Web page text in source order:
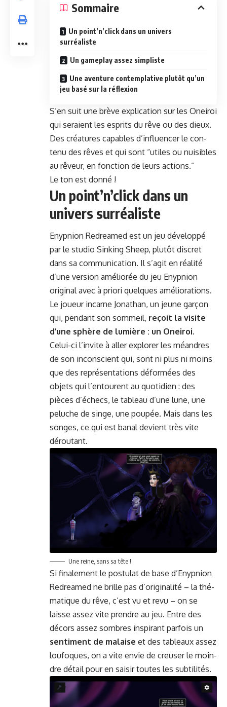
Som­maire
Un point’n’click dans un univers
surréaliste
Un game­play assez simpliste
Une aven­ture con­tem­pla­tive plutôt qu’un
jeu basé sur la réflexion
S’en suit une brève expli­ca­tion sur les Oneiroi
qui seraient les esprits du rêve ou des dieux.
Des créa­tures capa­bles d’in­flu­encer le con­
tenu des rêves et qui sont “utiles ou nuis­i­bles
au rêveur, en fonc­tion de leurs actions.”
Le ton est donné !
Un point’n’click dans un
univers surréaliste
Enypnion Redreamed est un jeu dévelop­pé
par le stu­dio Sink­ing Sheep, plutôt dis­cret
dans sa com­mu­ni­ca­tion. Il s’ag­it en réal­ité
d’une ver­sion améliorée du jeu Enypnion
orig­i­nal avec à pri­ori quelques améliorations.
Le joueur incar­ne Jonathan, un jeune garçon
qui, pen­dant son som­meil, reçoit la vis­ite
d’une sphère de lumière : un Oneiroi.
Celui-ci l’in­vite à aller explor­er les méan­dres
de son incon­scient qui, sont ni plus ni moins
que des représen­ta­tions défor­mées des
objets qui l’en­tourent au quo­ti­di­en : des
pièces d’échecs, le tableau d’une lune, une
peluche de singe, une poupée. Mais dans les
songes, ce qui est banal devient très vite
déroutant.
Une reine, sans sa tête !
Si finale­ment le pos­tu­lat de base d’Enypnion
Redreamed ne brille pas d’o­rig­i­nal­ité – la thé­
ma­tique du rêve, c’est vu et revu – on se
laisse assez vite pren­dre au jeu. Entre des
décors assez som­bres inspi­rant par­fois un
sen­ti­ment de malaise et des tableaux assez
loufo­ques, on a vite envie de creuser le moin­
dre détail pour en saisir toutes les subtilités.